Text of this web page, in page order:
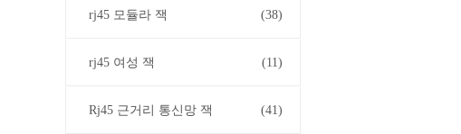
rj45 모듈라 잭 (38)
rj45 여성 잭 (11)
Rj45 근거리 통신망 잭 (41)